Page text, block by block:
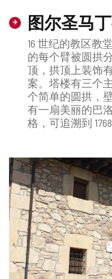
图尔圣马
16 世纪的教区教
的每个臂被圆拱
顶，拱顶上装饰
案。塔楼有三个
个简单的圆拱，
有一扇美丽的巴
格，可追溯到 1768